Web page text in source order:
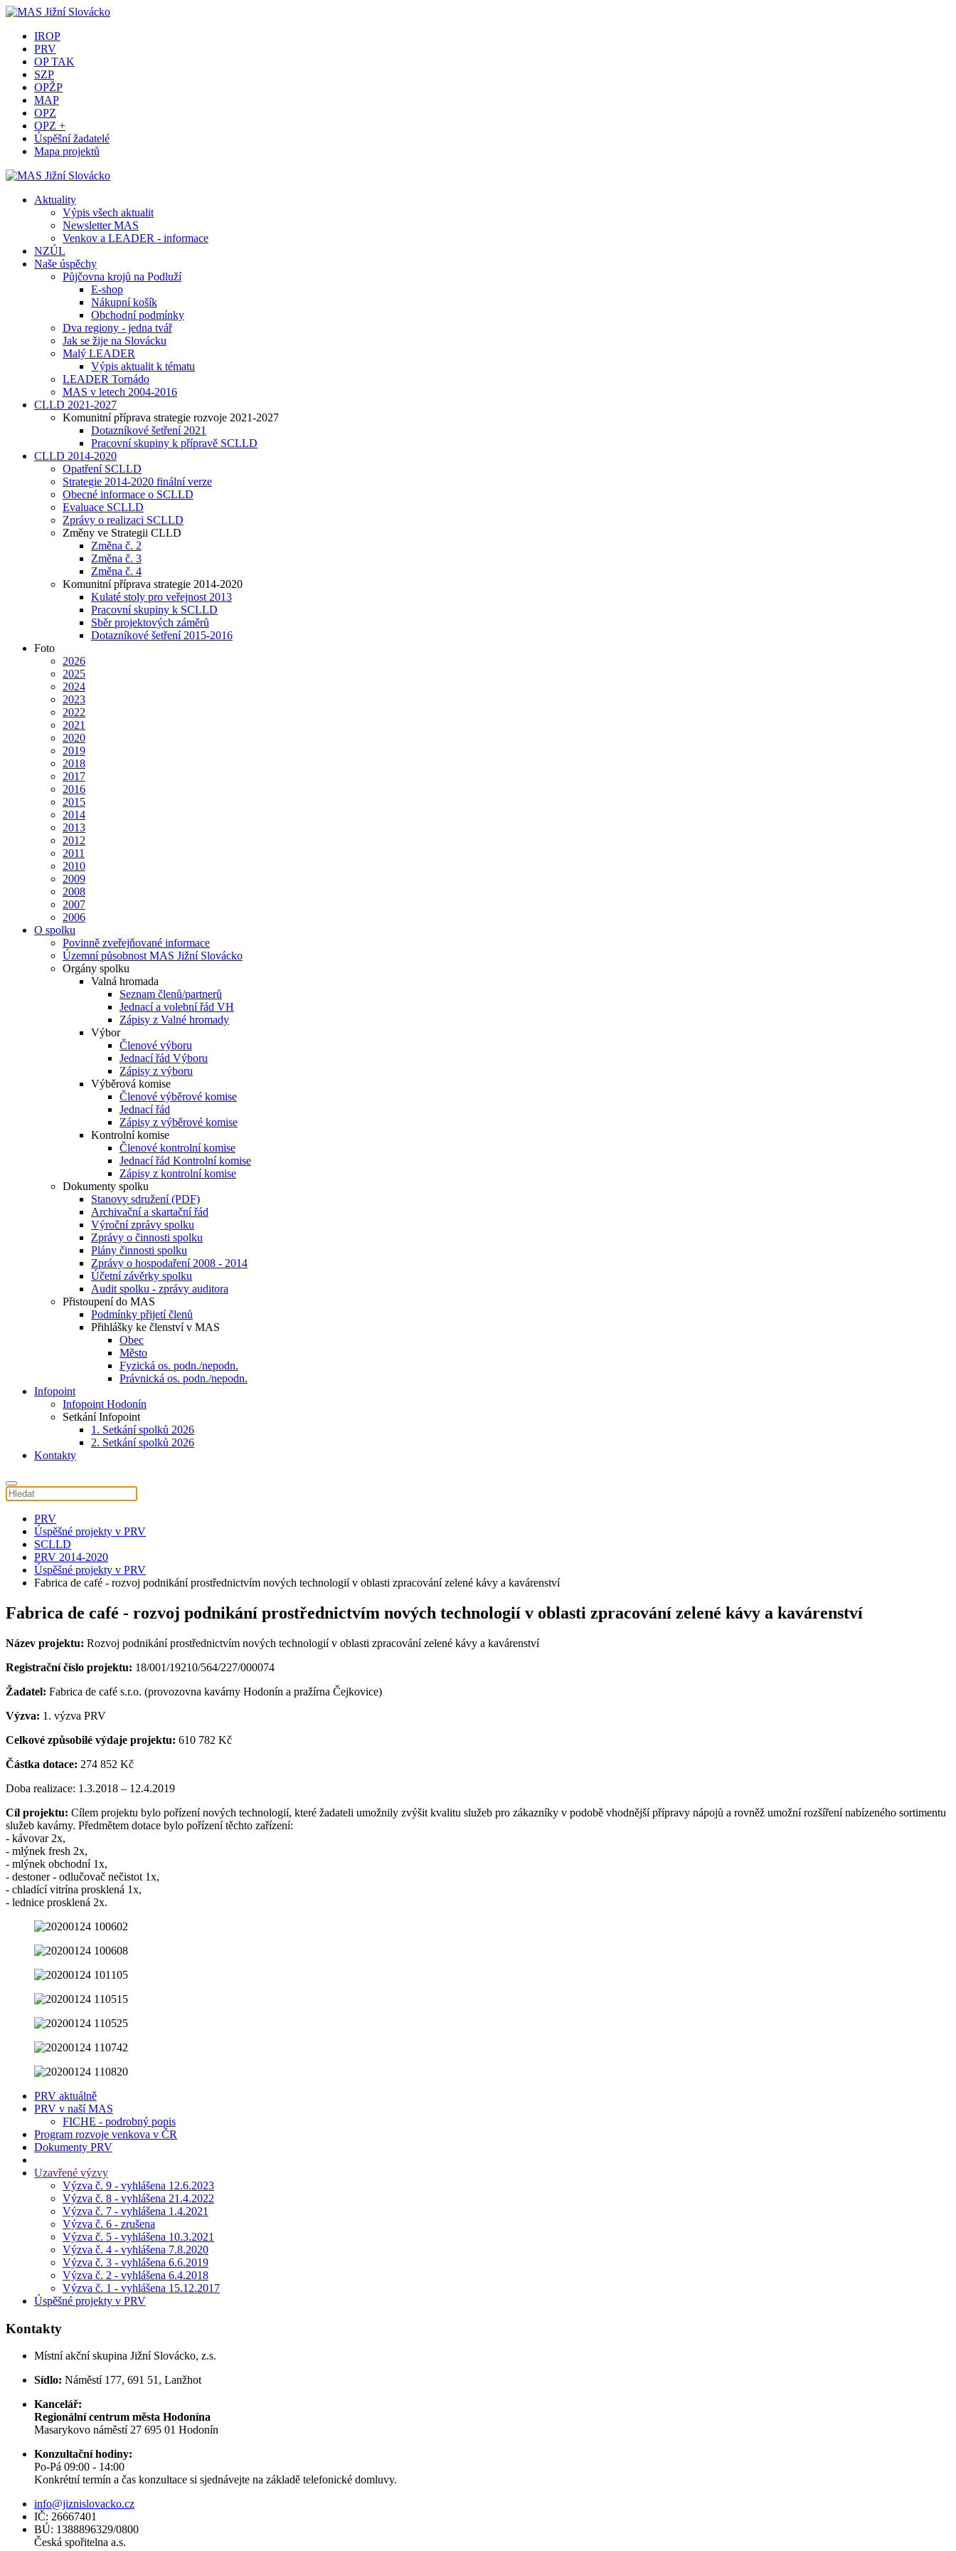
IROP
PRV
OP TAK
SZP
OPŽP
MAP
OPZ
OPZ +
Úspěšní žadatelé
Mapa projektů
Aktuality
Výpis všech aktualit
Newsletter MAS
Venkov a LEADER - informace
NZÚL
Naše úspěchy
Půjčovna krojů na Podluží
E-shop
Nákupní košík
Obchodní podmínky
Dva regiony - jedna tvář
Jak se žije na Slovácku
Malý LEADER
Výpis aktualit k tématu
LEADER Tornádo
MAS v letech 2004-2016
CLLD 2021-2027
Komunitní příprava strategie rozvoje 2021-2027
Dotazníkové šetření 2021
Pracovní skupiny k přípravě SCLLD
CLLD 2014-2020
Opatření SCLLD
Strategie 2014-2020 finální verze
Obecné informace o SCLLD
Evaluace SCLLD
Zprávy o realizaci SCLLD
Změny ve Strategii CLLD
Změna č. 2
Změna č. 3
Změna č. 4
Komunitní příprava strategie 2014-2020
Kulaté stoly pro veřejnost 2013
Pracovní skupiny k SCLLD
Sběr projektových záměrů
Dotazníkové šetření 2015-2016
Foto
2026
2025
2024
2023
2022
2021
2020
2019
2018
2017
2016
2015
2014
2013
2012
2011
2010
2009
2008
2007
2006
O spolku
Povinně zveřejňované informace
Územní působnost MAS Jižní Slovácko
Orgány spolku
Valná hromada
Seznam členů/partnerů
Jednací a volební řád VH
Zápisy z Valné hromady
Výbor
Členové výboru
Jednací řád Výboru
Zápisy z výboru
Výběrová komise
Členové výběrové komise
Jednací řád
Zápisy z výběrové komise
Kontrolní komise
Členové kontrolní komise
Jednací řád Kontrolní komise
Zápisy z kontrolní komise
Dokumenty spolku
Stanovy sdružení (PDF)
Archivační a skartační řád
Výroční zprávy spolku
Zprávy o činnosti spolku
Plány činnosti spolku
Zprávy o hospodaření 2008 - 2014
Účetní závěrky spolku
Audit spolku - zprávy auditora
Přistoupení do MAS
Podmínky přijetí členů
Přihlášky ke členství v MAS
Obec
Město
Fyzická os. podn./nepodn.
Právnická os. podn./nepodn.
Infopoint
Infopoint Hodonín
Setkání Infopoint
1. Setkání spolků 2026
2. Setkání spolků 2026
Kontakty
PRV
Úspěšné projekty v PRV
SCLLD
PRV 2014-2020
Úspěšné projekty v PRV
Fabrica de café - rozvoj podnikání prostřednictvím nových technologií v oblasti zpracování zelené kávy a kavárenství
Fabrica de café - rozvoj podnikání prostřednictvím nových technologií v oblasti zpracování zelené kávy a kavárenství
Název projektu: Rozvoj podnikání prostřednictvím nových technologií v oblasti zpracování zelené kávy a kavárenství
Registrační číslo projektu: 18/001/19210/564/227/000074
Žadatel: Fabrica de café s.r.o. (provozovna kavárny Hodonín a pražírna Čejkovice)
Výzva: 1. výzva PRV
Celkové způsobilé výdaje projektu: 610 782 Kč
Částka dotace: 274 852 Kč
Doba realizace: 1.3.2018 – 12.4.2019
Cíl projektu: Cílem projektu bylo pořízení nových technologií, které žadateli umožnily zvýšit kvalitu služeb pro zákazníky v podobě vhodnější přípravy nápojů a rovněž umožní rozšíření nabízeného sortimentu
služeb kavárny. Předmětem dotace bylo pořízení těchto zařízení:
- kávovar 2x,
- mlýnek fresh 2x,
- mlýnek obchodní 1x,
- destoner - odlučovač nečistot 1x,
- chladící vitrína prosklená 1x,
- lednice prosklená 2x.
PRV aktuálně
PRV v naší MAS
FICHE - podrobný popis
Program rozvoje venkova v ČR
Dokumenty PRV
Uzavřené výzvy
Výzva č. 9 - vyhlášena 12.6.2023
Výzva č. 8 - vyhlášena 21.4.2022
Výzva č. 7 - vyhlášena 1.4.2021
Výzva č. 6 - zrušena
Výzva č. 5 - vyhlášena 10.3.2021
Výzva č. 4 - vyhlášena 7.8.2020
Výzva č. 3 - vyhlášena 6.6.2019
Výzva č. 2 - vyhlášena 6.4.2018
Výzva č. 1 - vyhlášena 15.12.2017
Úspěšné projekty v PRV
Kontakty
Místní akční skupina Jižní Slovácko, z.s.
Sídlo: Náměstí 177, 691 51, Lanžhot
Kancelář:
Regionální centrum města Hodonína
Masarykovo náměstí 27 695 01 Hodonín
Konzultační hodiny:
Po-Pá 09:00 - 14:00
Konkrétní termín a čas konzultace si sjednávejte na základě telefonické domluvy.
info@jiznislovacko.cz
IČ: 26667401
BÚ: 1388896329/0800
Česká spořitelna a.s.